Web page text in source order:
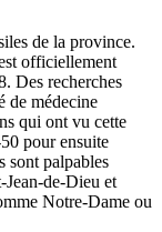
de la province.
officiellement
Des recherches
de médecine
qui ont vu cette
pour ensuite
sont palpables
Jean-de-Dieu et
Notre-Dame ou